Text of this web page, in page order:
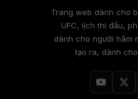
Trang web dành cho
UFC, lịch thi đấu,
dành cho người hâm
tạo ra, dành